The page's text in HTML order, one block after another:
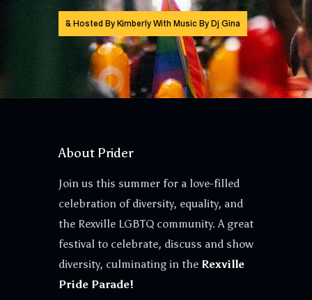
& Hosted By Kimberly With Music By Dj Gina
About Prider
Join us this summer for a love-filled
celebration of diversity, equality, and
the Rexville LGBTQ community. A great
festival to celebrate, discuss and show
diversity, culminating in the Rexville
Pride Parade!